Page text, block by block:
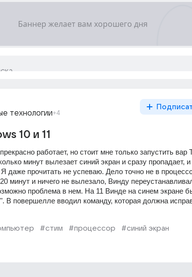
технологии+4
10 и 11
работает, но стоит мне только запустить вар
минут вылезает синий экран и сразу пропадает, и
даже прочитать не успеваю. Дело точно не в
минут и ничего не вылезало, Винду
проблема в нем. На 11 Винде на синем экране
В повершелле вводил команду, которая должна
#стим #процессор #синий экран